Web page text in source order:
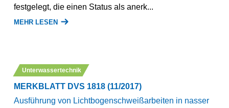
festgelegt, die einen Status als anerk...
MEHR LESEN
Unterwassertechnik
MERKBLATT DVS 1818 (11/2017)
Ausführung von Lichtbogenschweißarbeiten in nasser